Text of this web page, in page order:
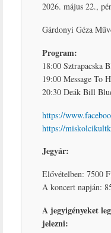
2026. május 22.,
Gárdonyi Géza
Program:
18:00 Sztrapacska
19:00 Message To
20:30 Deák Bill
https://
https://
Jegyár:
Elővételben: 7500
A koncert napján:
A jegyigényeket
jelezni: